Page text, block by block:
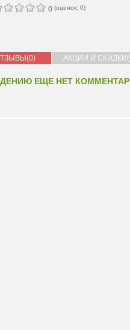
0 (оценок: 0)
АКЦИИ И
ЕЩЕ НЕТ